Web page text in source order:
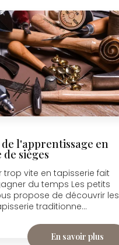
de l'apprentissage en
sièges
trop vite en tapisserie fait
du temps Les petits
propose de découvrir les
traditionne...
En savoir plus